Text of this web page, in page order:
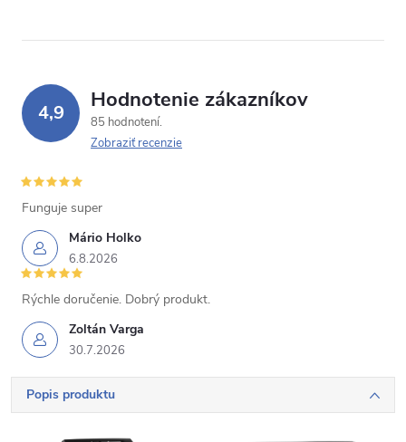
4,9 Hodnotenie zákazníkov
85 hodnotení
Zobraziť recenzie
Mário Holko
6.8.2026
Funguje super
Zoltán Varga
30.7.2026
Rýchle doručenie. Dobrý produkt.
Popis produktu